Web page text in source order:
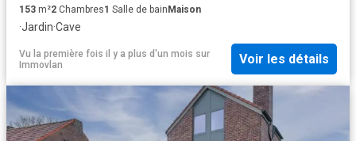
153 m²2 Chambres1 Salle de bainMaison
·Jardin·Cave
Vu la première fois il y a plus d'un mois sur
Immovlan
Voir les détails